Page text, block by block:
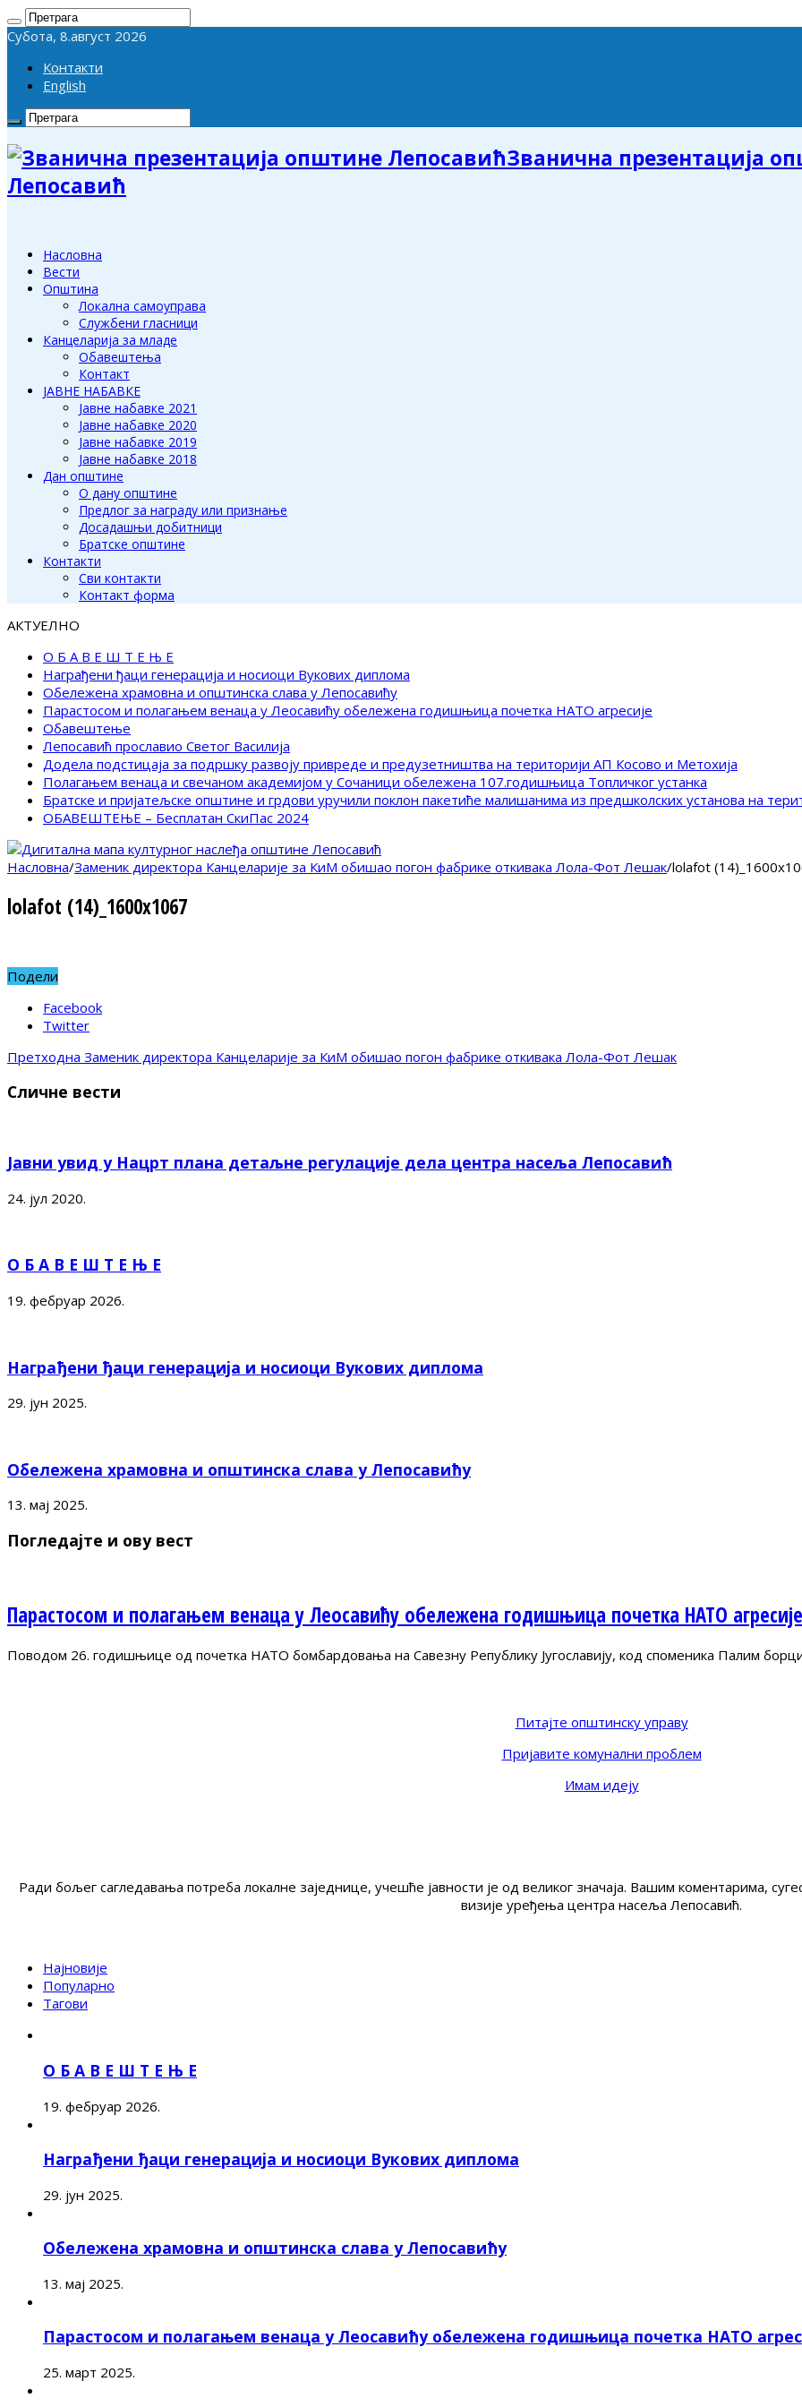
Субота, 8.август 2026
Контакти
English
Званична презентација
Лепосавић
Насловна
Вести
Општина
Локална самоуправа
Службени гласници
Канцеларија за младе
Обавештења
Контакт
ЈАВНЕ НАБАВКЕ
Јавне набавке 2021
Јавне набавке 2020
Јавне набавке 2019
Јавне набавке 2018
Дан општине
О дану општине
Предлог за награду или признање
Досадашњи добитници
Братске општине
Контакти
Сви контакти
Контакт форма
АКТУЕЛНО
О Б А В Е Ш Т Е Њ Е
Награђени ђаци генерација и носиоци Вукових диплома
Обележена храмовна и општинска слава у Лепосавићу
Парастосом и полагањем венаца у Леосавићу обележена годишњица почетка НАТО агресије
Обавештење
Лепосавић прославио Светог Василија
Додела подстицаја за подршку развоју привреде и предузетништва на територији АП Косово и Метохија
Полагањем венаца и свечаном академијом у Сочаници обележена 107.годишњица Топличког устанка
Братске и пријатељске општине и грдови уручили поклон пакетиће малишанима из предшколских установа на
ОБАВЕШТЕЊЕ – Бесплатан СкиПас 2024
Насловна/Заменик директора Канцеларије за КиМ обишао погон фабрике откивака Лола-Фот Лешак/lolafot
lolafot (14)_1600x1067
Подели
Facebook
Twitter
Претходна Заменик директора Канцеларије за КиМ обишао погон фабрике откивака Лола-Фот Лешак
Сличне вести
Јавни увид у Нацрт плана детаљне регулације дела центра насеља Лепосавић
24. јул 2020.
О Б А В Е Ш Т Е Њ Е
19. фебруар 2026.
Награђени ђаци генерација и носиоци Вукових диплома
29. јун 2025.
Обележена храмовна и општинска слава у Лепосавићу
13. мај 2025.
Погледајте и ову вест
Парастосом и полагањем венаца у Леосавићу обележена годишњица почетка НАТО агресије
Поводом 26. годишњице од почетка НАТО бомбардовања на Савезну Републику Југославију, код споменика Палим
Питајте општинску управу
Пријавите комунални проблем
Имам идеју
Ради бољег сагледавања потреба локалне заједнице, учешће јавности је од великог значаја. Вашим коментарима,
визије уређења центра насеља Лепосавић.
Најновије
Популарно
Тагови
О Б А В Е Ш Т Е Њ Е
19. фебруар 2026.
Награђени ђаци генерација и носиоци Вукових диплома
29. јун 2025.
Обележена храмовна и општинска слава у Лепосавићу
13. мај 2025.
Парастосом и полагањем венаца у Леосавићу обележена годишњица почетка НАТО
25. март 2025.